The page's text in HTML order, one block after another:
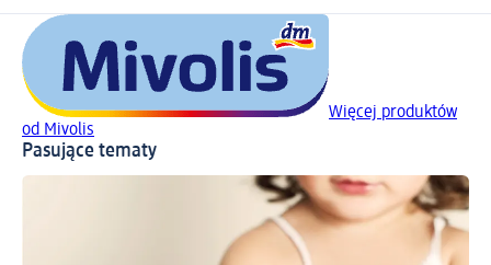
Więcej produktów
od Mivolis
Pasujące tematy